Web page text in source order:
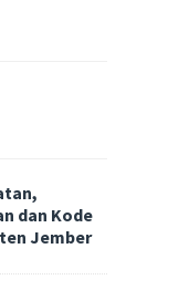
dan Kode
Jember